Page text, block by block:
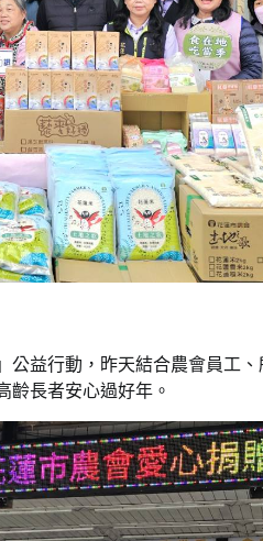
益行動，昨天結合農會員工
齡長者安心過好年。